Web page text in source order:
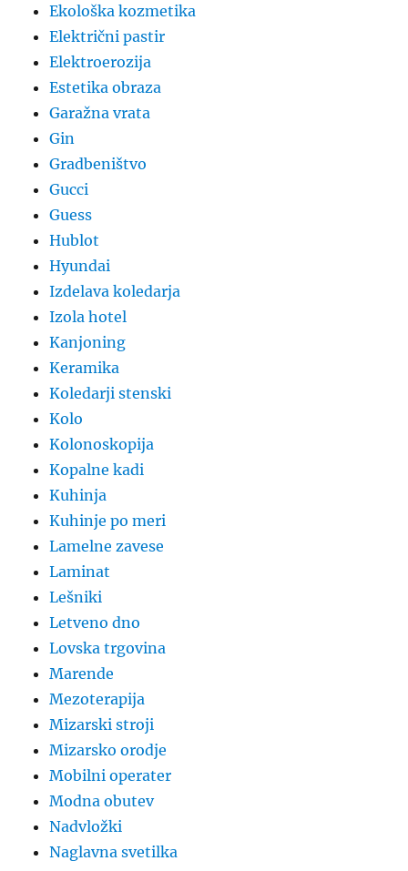
Ekološka kozmetika
Električni pastir
Elektroerozija
Estetika obraza
Garažna vrata
Gin
Gradbeništvo
Gucci
Guess
Hublot
Hyundai
Izdelava koledarja
Izola hotel
Kanjoning
Keramika
Koledarji stenski
Kolo
Kolonoskopija
Kopalne kadi
Kuhinja
Kuhinje po meri
Lamelne zavese
Laminat
Lešniki
Letveno dno
Lovska trgovina
Marende
Mezoterapija
Mizarski stroji
Mizarsko orodje
Mobilni operater
Modna obutev
Nadvložki
Naglavna svetilka